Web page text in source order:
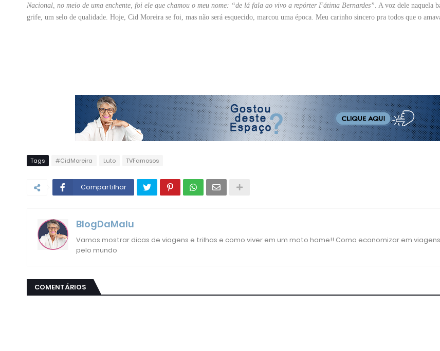
Nacional, no meio de uma enchente, foi ele que chamou o meu nome: “de lá fala ao vivo a repórter Fátima Bernardes”. A voz dele naquela
grife, um selo de qualidade. Hoje, Cid Moreira se foi, mas não será esquecido, marcou uma época. Meu carinho sincero pra todos que o
Tags #CidMoreira Luto TVFamosos
Compartilhar
BlogDaMalu
Vamos mostrar dicas de viagens e trilhas e como viver em um moto home!! Como economizar em
pelo mundo
COMENTÁRIOS